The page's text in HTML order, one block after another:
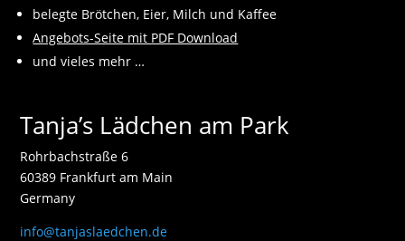
belegte Brötchen, Eier, Milch und Kaffee
Angebots-Seite mit PDF Download
und vieles mehr …
Tanja’s Lädchen am Park
Rohrbachstraße 6
60389 Frankfurt am Main
Germany
info@tanjaslaedchen.de